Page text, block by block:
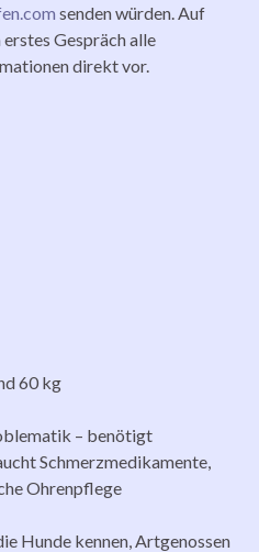
senden würden. Auf
Gespräch alle
direkt vor.
60 kg
– benötigt
Schmerzmedikamente,
Ohrenpflege
Hunde kennen, Artgenossen